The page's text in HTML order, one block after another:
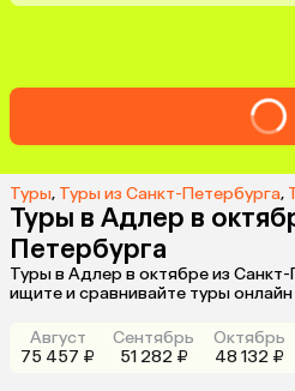
Туры, Туры из Санкт-Петербурга,
Туры в Адлер в
Петербурга
Туры в Адлер в октябре из
ищите и сравнивайте туры
Август
75 457 ₽
Сентябрь
51 282 ₽
Октябрь
48 132 ₽